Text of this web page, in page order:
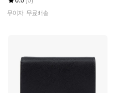
무이자 무료배송